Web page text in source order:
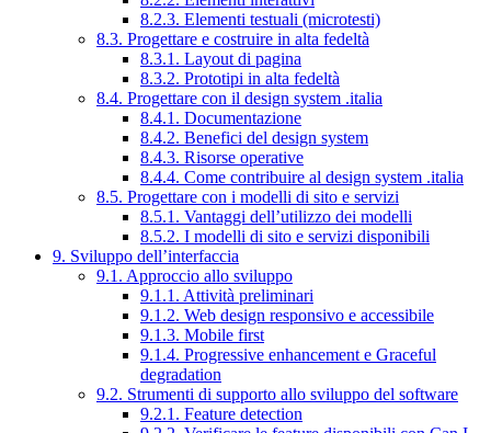
8.2.3. Elementi testuali (microtesti)
8.3. Progettare e costruire in alta fedeltà
8.3.1. Layout di pagina
8.3.2. Prototipi in alta fedeltà
8.4. Progettare con il design system .italia
8.4.1. Documentazione
8.4.2. Benefici del design system
8.4.3. Risorse operative
8.4.4. Come contribuire al design system .italia
8.5. Progettare con i modelli di sito e servizi
8.5.1. Vantaggi dell’utilizzo dei modelli
8.5.2. I modelli di sito e servizi disponibili
9. Sviluppo dell’interfaccia
9.1. Approccio allo sviluppo
9.1.1. Attività preliminari
9.1.2. Web design responsivo e accessibile
9.1.3. Mobile first
9.1.4. Progressive enhancement e Graceful
degradation
9.2. Strumenti di supporto allo sviluppo del software
9.2.1. Feature detection